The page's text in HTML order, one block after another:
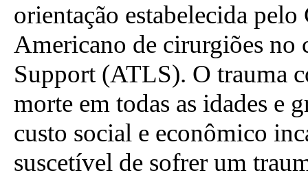
orientação estabelecida
Americano de cirurgiões no
Support (ATLS). O trauma
morte em todas as idades e
custo social e econômico
suscetível de sofrer um